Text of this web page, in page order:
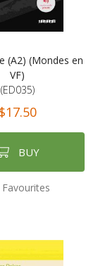
(A2) (Mondes en
VF)
(ED035)
$17.50
BUY
Favourites